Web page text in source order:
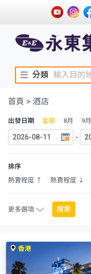
分類
首頁 > 酒店
出發日期 全部 8月 9月
-
排序
熱賣程度 ↑
熱賣程度 ↓
更多選項 搜索
香港